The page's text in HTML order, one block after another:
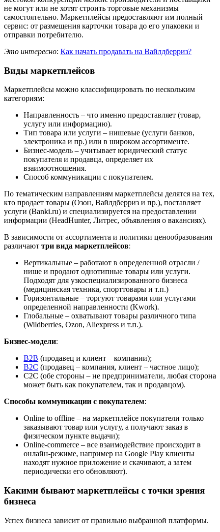
не могут или не хотят строить торговые механизмы
самостоятельно. Маркетплейсы предоставляют им полный
сервис: от размещения карточки товара до его упаковки и
отправки потребителю.
Это интересно: Как начать продавать на Вайлдберриз?
Виды маркетплейсов
Маркетплейсы можно классифицировать по нескольким
категориям:
Направленность – что именно предоставляет (товар,
услугу или информацию).
Тип товара или услуги – нишевые (услуги банков,
электроника и пр.) или в широком ассортименте.
Бизнес-модель – учитывает юридический статус
покупателя и продавца, определяет их
взаимоотношения.
Способ коммуникации с покупателем.
По тематическим направлениям маркетплейсы делятся на тех,
кто продает товары (Озон, Вайлдберриз и пр.), поставляет
услуги (Banki.ru) и специализируется на предоставлении
информации (HeadHunter, Литрес, объявления о вакансиях).
В зависимости от ассортимента и политики ценообразования
различают три вида маркетплейсов:
Вертикальные – работают в определенной отрасли /
нише и продают однотипные товары или услуги.
Подходят для узкоспециализированного бизнеса
(медицинская техника, спорттовары и т.п.)
Горизонтальные – торгуют товарами или услугами
определенной направленности (Kwork).
Глобальные – охватывают товары различного типа
(Wildberries, Ozon, Aliexpress и т.п.).
Бизнес-модели:
B2B (продавец и клиент – компании);
B2C (продавец – компания, клиент – частное лицо);
C2C (обе стороны – не предприниматели, любая сторона
может быть как покупателем, так и продавцом).
Способы коммуникации с покупателем:
Online to offline – на маркетплейсе покупатели только
заказывают товар или услугу, а получают заказ в
физическом пункте выдачи);
Online-commerce – все взаимодействие происходит в
онлайн-режиме, например на Google Play клиенты
находят нужное приложение и скачивают, а затем
периодически его обновляют).
Какими бывают маркетплейсы с точки зрения
бизнеса
Успех бизнеса зависит от правильно выбранной платформы.